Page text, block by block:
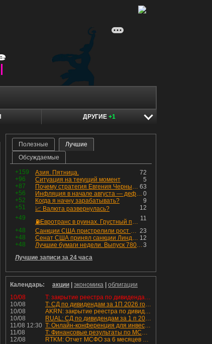
ДРУГИЕ +1
Полезные
Лучшие
Обсуждаемые
+159 72
Азия. Пятница.
+96
5
Ситуация на текущий момент
+87
63
Почему стратегия Евгения Черных приведет вас к убыткам в 2026 году
+56
0
Инфляция в начале августа — дефляция из-за топлива и плодоовощной корзины, но услуги продолжают дорожать, а рубль начал ослабевать.
+52
9
Когда я начну зарабатывать?
+51
12
📈 Валюта развернулась?
+49
11
⛽️Евротранс в руинах. Грустный пост😶😞 Что изменилось в облигациях?
+48
23
Санкции США пристрелили рост акций в России
+48
12
Сенат США принял санкции Линдси Грэма против России
+48
3
Лучшие бумаги недели. Выпуск 780 – обновления для пятницы
Лучшие записи за 24 часа
Календарь: акции экономика
облигации
10/08
T: закрытие реестра по дивидендам 4.6 руб
10/08
T: СД по дивидендам за 1П 2026 года.
10/08
AKRN: закрытие реестра по дивидендам 235 руб
10/08
RUAL: СД по дивидендам за 1 п 2026 года.
11/08 12:30
T: Онлайн-конференция для инвесторов и аналитиков
11/08
T: Финансовые результаты по МСФО за 2к 2026 года
12/08
RTKM: Отчет МСФО за 6 месяцев 2026 года